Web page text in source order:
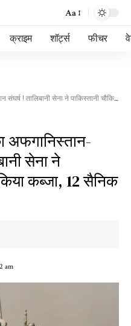
Aa
क्राइम शॉर्ट्स फीचर
सेना ने पाकिस्तानी चौकियों पर किया कब्जा, 12 सैनिक ढेर
अफगानिस्तान-
सेना ने
कब्जा, 12 सैनिक
am